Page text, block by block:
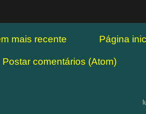
mais recente Página
Postar comentários (Atom)